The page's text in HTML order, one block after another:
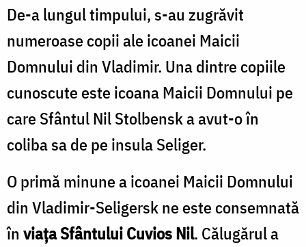
De-a lungul timpului, s-au zugrăvit
numeroase copii ale icoanei Maicii
Domnului din Vladimir. Una dintre copiile
cunoscute este icoana Maicii Domnului pe
care Sfântul Nil Stolbensk a avut-o în
coliba sa de pe insula Seliger.
O primă minune a icoanei Maicii Domnului
din Vladimir-Seligersk ne este consemnată
în viața Sfântului Cuvios Nil. Călugărul a